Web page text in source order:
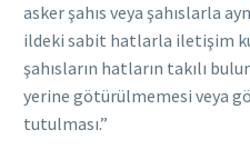
asker şahıs veya şahıslarla
ildeki sabit hatlarla iletişim
şahısların hatların takılı
yerine götürülmemesi veya
tutulması.”